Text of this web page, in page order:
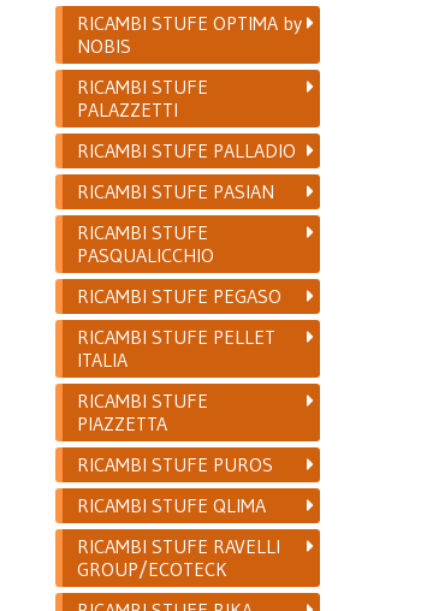
RICAMBI STUFE OPTIMA by
NOBIS
RICAMBI STUFE
PALAZZETTI
RICAMBI STUFE PALLADIO
RICAMBI STUFE PASIAN
RICAMBI STUFE
PASQUALICCHIO
RICAMBI STUFE PEGASO
RICAMBI STUFE PELLET
ITALIA
RICAMBI STUFE
PIAZZETTA
RICAMBI STUFE PUROS
RICAMBI STUFE QLIMA
RICAMBI STUFE RAVELLI
GROUP/ECOTECK